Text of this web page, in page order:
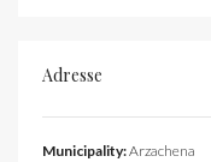
Adresse
Municipality:Arzachena